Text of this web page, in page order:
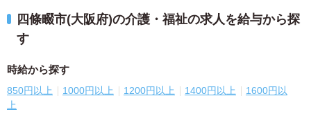
四條畷市(大阪府)の介護・福祉の求人を給与から探
す
時給から探す
850円以上 1000円以上 1200円以上 1400円以上
1600円以
上